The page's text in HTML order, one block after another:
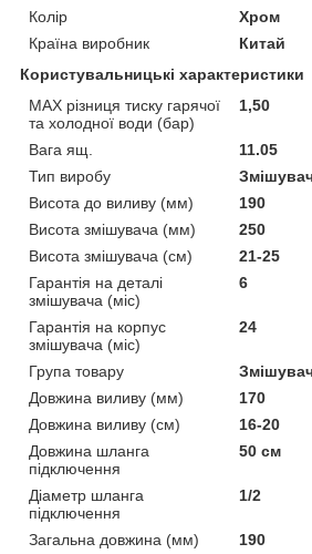
Колір
Хром
Країна виробник
Китай
Користувальницькі характеристики
MAX різниця тиску гарячої
та холодної води (бар)
1,50
Вага ящ.
11.05
Тип виробу
Висота до виливу (мм)
190
Висота змішувача (мм)
250
Висота змішувача (см)
21-25
Гарантія на деталі
змішувача (міс)
6
Гарантія на корпус
змішувача (міс)
24
Група товару
Довжина виливу (мм)
170
Довжина виливу (см)
16-20
Довжина шланга
підключення
50 см
Діаметр шланга
підключення
1/2
Загальна довжина (мм)
190